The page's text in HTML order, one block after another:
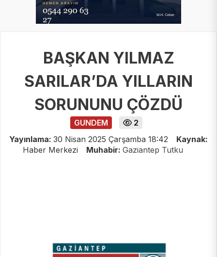
BAŞKAN YILMAZ
SARILAR’DA YILLARIN
SORUNUNU ÇÖZDÜ
GUNDEM
2
Yayınlama: 30 Nisan 2025 Çarşamba 18:42
Kaynak:
Haber Merkezi
Muhabir: Gaziantep Tutku